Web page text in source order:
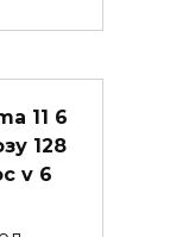
11 6
128
v 6